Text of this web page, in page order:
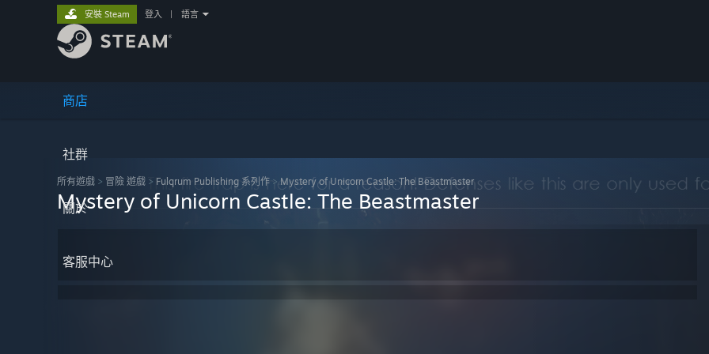
商店
社群
關於
客服中心
安裝 Steam 登入 語言
所有遊戲 > 冒險 遊戲 > Fulqrum Publishing 系列作 > Mystery of Unicorn Castle: The Beastmaster
Mystery of Unicorn Castle: The Beastmaster